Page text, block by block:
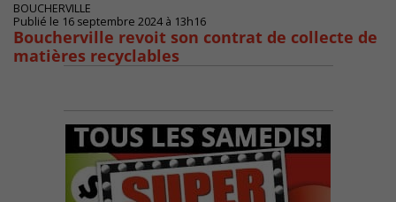
BOUCHERVILLE
Publié le 16 septembre 2024 à 13h16
Boucherville revoit son contrat de collecte de
matières recyclables